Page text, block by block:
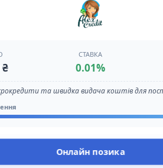
₴
СТАВКА
0.01%
та швидка видача коштів для
Онлайн позика